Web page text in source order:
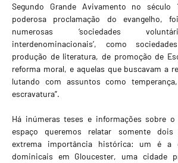
Segundo Grande Avivamento no
poderosa proclamação do evangelho,
numerosas ‘sociedades
interdenominacionais’, como
produção de literatura, de promoção de
reforma moral, e aquelas que buscavam a
lutando com assuntos como
escravatura”.
Há inúmeras teses e informações sobre
espaço queremos relatar somente dois
extrema importância histórica: um é a
dominicais em Gloucester, uma cidade